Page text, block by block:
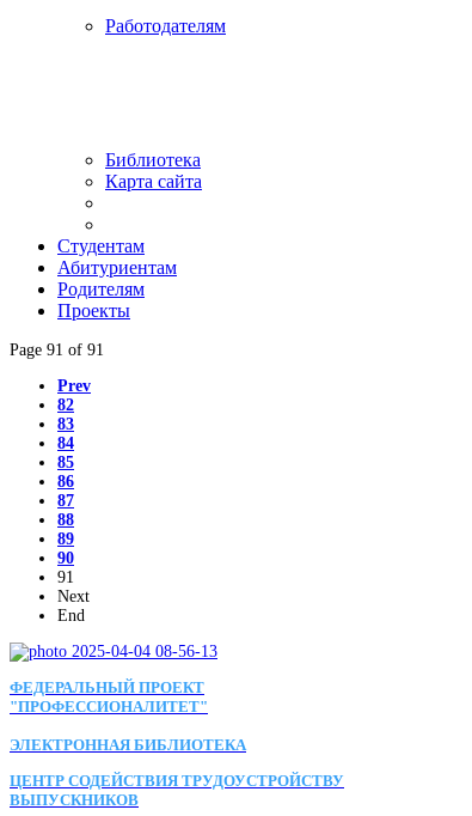
Работодателям
Библиотека
Карта сайта
Студентам
Абитуриентам
Родителям
Проекты
Page 91 of 91
Prev
82
83
84
85
86
87
88
89
90
91
Next
End
ФЕДЕРАЛЬНЫЙ ПРОЕКТ
"ПРОФЕССИОНАЛИТЕТ"
ЭЛЕКТРОННАЯ БИБЛИОТЕКА
ЦЕНТР СОДЕЙСТВИЯ ТРУДОУСТРОЙСТВУ
ВЫПУСКНИКОВ